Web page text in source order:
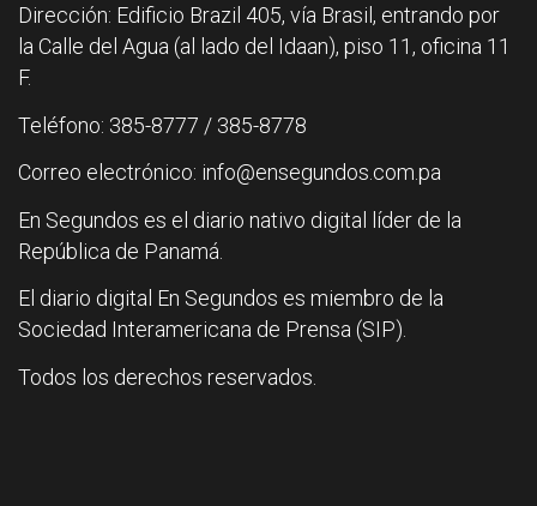
Dirección: Edificio Brazil 405, vía Brasil, entrando por
la Calle del Agua (al lado del Idaan), piso 11, oficina 11
F.
Teléfono: 385-8777 / 385-8778
Correo electrónico: info@ensegundos.com.pa
En Segundos es el diario nativo digital líder de la
República de Panamá.
El diario digital En Segundos es miembro de la
Sociedad Interamericana de Prensa (SIP).
Todos los derechos reservados.